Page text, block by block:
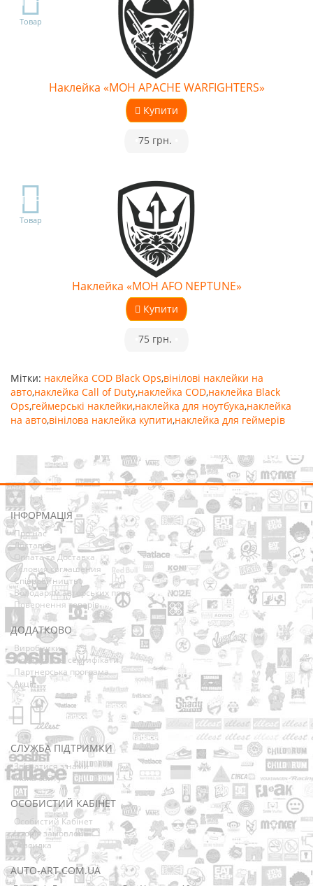
Товар
Наклейка «MOH APACHE WARFIGHTERS»
Купити
75 грн.
TOP
Товар
Наклейка «MOH AFO NEPTUNE»
Купити
75 грн.
Мітки: наклейка COD Black Ops,вінілові наклейки на
авто,наклейка Call of Duty,наклейка COD,наклейка Black
Ops,геймерські наклейки,наклейка для ноутбука,наклейка
на авто,вінілова наклейка купити,наклейка для геймерів
ІНФОРМАЦІЯ
Про нас
Доставка
Оплата та Доставка
Условия соглашения
Співробітництво
Володарям авторських прав
Повернення товарів
ДОДАТКОВО
Виробники
Подарункові сертифікати
Партнерська програма
Акції
СЛУЖБА ПІДТРИМКИ
Зв’язатися з нами
Мапа сайту
ОСОБИСТИЙ КАБІНЕТ
Особистий Кабінет
Історія замовлень
Розсилка
AUTO-ART.COM.UA